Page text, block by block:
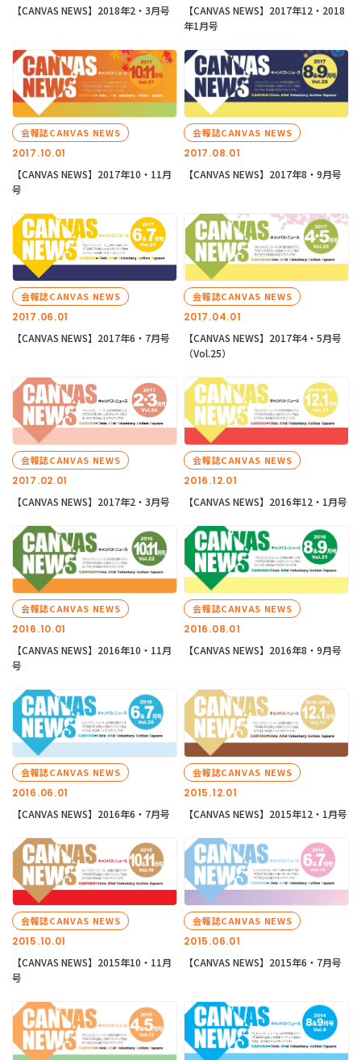
【CANVAS NEWS】2018年2・3月号
【CANVAS NEWS】2017年12・2018
年1月号
2017.10.01
会報誌CANVAS NEWS
【CANVAS NEWS】2017年10・11月
号
2017.08.01
会報誌CANVAS NEWS
【CANVAS NEWS】2017年8・9月号
2017.06.01
会報誌CANVAS NEWS
【CANVAS NEWS】2017年6・7月号
2017.04.01
会報誌CANVAS NEWS
【CANVAS NEWS】2017年4・5月号
（Vol.25）
2017.02.01
会報誌CANVAS NEWS
【CANVAS NEWS】2017年2・3月号
2016.12.01
会報誌CANVAS NEWS
【CANVAS NEWS】2016年12・1月号
2016.10.01
会報誌CANVAS NEWS
【CANVAS NEWS】2016年10・11月
号
2016.08.01
会報誌CANVAS NEWS
【CANVAS NEWS】2016年8・9月号
2016.06.01
会報誌CANVAS NEWS
【CANVAS NEWS】2016年6・7月号
2015.12.01
会報誌CANVAS NEWS
【CANVAS NEWS】2015年12・1月号
2015.10.01
会報誌CANVAS NEWS
【CANVAS NEWS】2015年10・11月
号
2015.06.01
会報誌CANVAS NEWS
【CANVAS NEWS】2015年6・7月号